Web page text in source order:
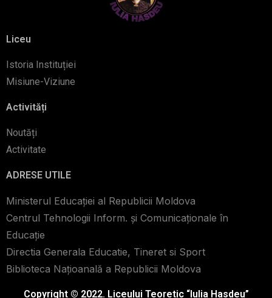
Liceu
Istoria Instituției
Misiune-Viziune
Activități
Noutăți
Activitate
ADRESE UTILE
Ministerul Educației al Republicii Moldova
Centrul Tehnologii Inform. şi Comunicaţionale în
Educaţie
Directia Generala Educatie, Tineret si Sport
Biblioteca Naţioanală a Republicii Moldova
Copyright © 2022. Liceului Teoretic “Iulia Hasdeu”